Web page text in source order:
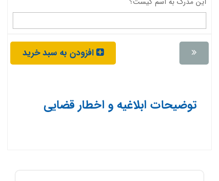
افزودن به سبد خرید
توضیحات ابلاغیه و اخطار قضایی